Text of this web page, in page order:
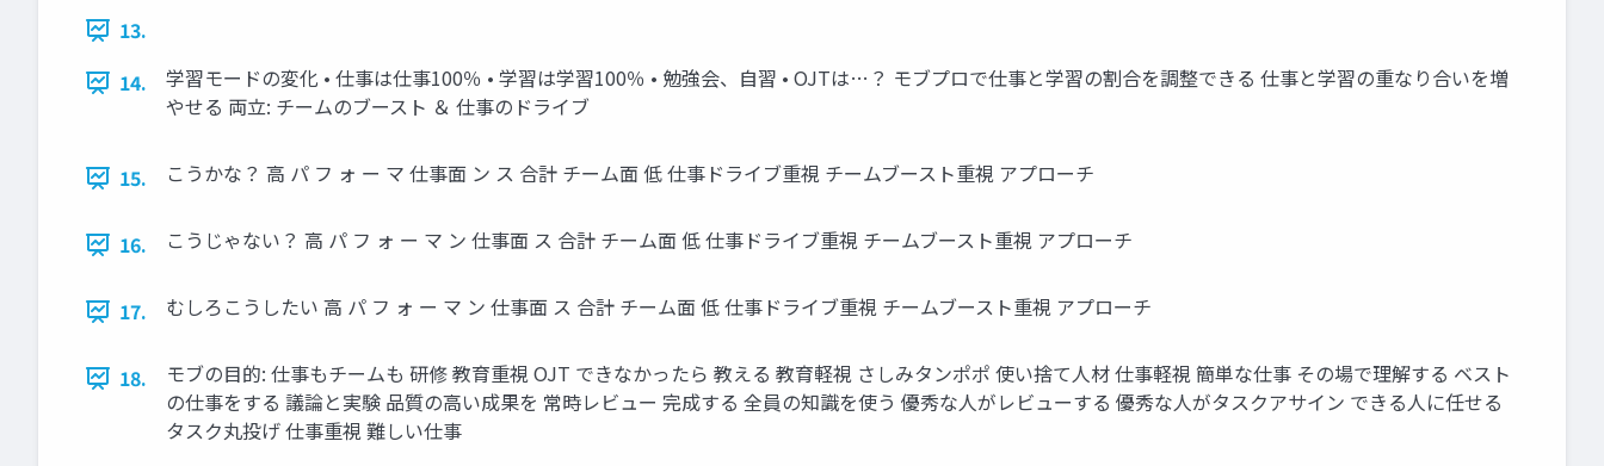
13.
14.
学習モードの変化 • 仕事は仕事100％ • 学習は学習100％ • 勉強会、自習 • OJTは…？ モブプロで仕事と学習の割合を調整できる 仕事と学習の重なり合いを増
やせる 両立: チームのブースト ＆ 仕事のドライブ
15. こうかな？ 高 パ フ ォ ー マ 仕事面 ン ス 合計 チーム面 低 仕事ドライブ重視 チームブースト重視 アプローチ
16. こうじゃない？ 高 パ フ ォ ー マ ン 仕事面 ス 合計 チーム面 低 仕事ドライブ重視 チームブースト重視 アプローチ
17. むしろこうしたい 高 パ フ ォ ー マ ン 仕事面 ス 合計 チーム面 低 仕事ドライブ重視 チームブースト重視 アプローチ
18.
モブの目的: 仕事もチームも 研修 教育重視 OJT できなかったら 教える 教育軽視 さしみタンポポ 使い捨て人材 仕事軽視 簡単な仕事 その場で理解する ベスト
の仕事をする 議論と実験 品質の高い成果を 常時レビュー 完成する 全員の知識を使う 優秀な人がレビューする 優秀な人がタスクアサイン できる人に任せる
タスク丸投げ 仕事重視 難しい仕事